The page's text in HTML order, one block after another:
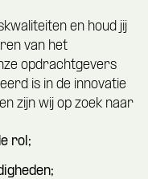
en houd jij
van het
opdrachtgevers
is in de innovatie
zijn wij op zoek naar
rol;